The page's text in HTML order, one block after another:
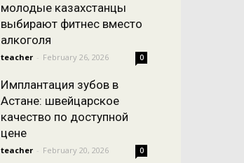
молодые казахстанцы
выбирают фитнес вместо
алкоголя
teacher - February 26, 2026 0
Имплантация зубов в
Астане: швейцарское
качество по доступной
цене
teacher - February 20, 2026 0